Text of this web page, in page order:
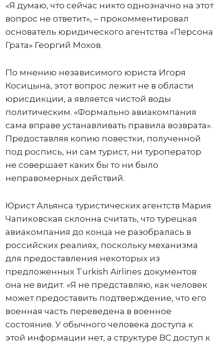
«Я думаю, что сейчас никто однозначно на этот
вопрос не ответит», – прокомментировал
основатель юридического агентства «Персона
Грата» Георгий Мохов.
По мнению независимого юриста Игоря
Косицына, этот вопрос лежит не в области
юрисдикции, а является чистой воды
политическим. «Формально авиакомпания
сама вправе устанавливать правила возврата».
Предоставляя копию повестки, полученной
под роспись, ни сам турист, ни туроператор
не совершает каких бы то ни было
неправомерных действий.
Юрист Альянса туристических агентств Мария
Чапиковская склонна считать, что турецкая
авиакомпания до конца не разобралась в
российских реалиях, поскольку механизма
для предоставления некоторых из
предложенных Turkish Airlines документов
она не видит. «Я не представляю, как человек
может предоставить подтверждение, что его
военная часть переведена в военное
состояние. У обычного человека доступа к
этой информации нет, а структуре ВС доступ к